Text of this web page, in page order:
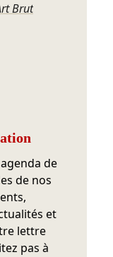
Brut
de
de nos
et
lettre
pas à